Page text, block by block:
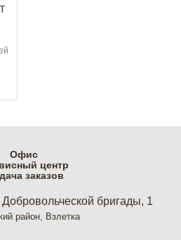
Офис
центр
заказов
Добровольческой бригады, 1
район, Взлетка